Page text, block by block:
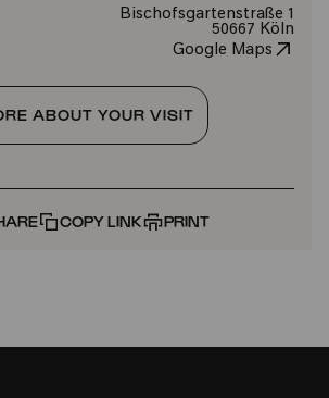
Bischofsgartenstraße 1
50667 Köln
Google Maps
ABOUT YOUR VISIT
COPY LINK PRINT